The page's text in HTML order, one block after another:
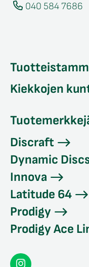
040 584 7686
Kiekkojen
Discraft
Dynamic
Innova
Latitude 64
Prodigy
Prodigy Ace
Seconddisc